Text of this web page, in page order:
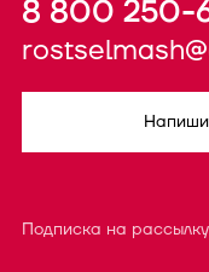
8 800 250-
Подписка на